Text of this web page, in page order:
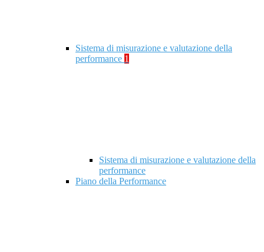
Sistema di misurazione e valutazione della
performance 1
Sistema di misurazione e valutazione della
performance
Piano della Performance